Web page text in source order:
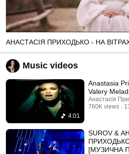
АНАСТАСІЯ ПРИХОДЬКО - НА
Music videos
4:01
Anastasia
Valery
Анастасія
760K views
SUROV &
[МУЗИЧНА